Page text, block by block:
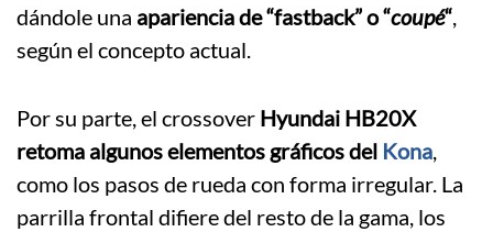
dándole una apariencia de “fastback” o “coupé“,
según el concepto actual.
Por su parte, el crossover Hyundai HB20X
retoma algunos elementos gráficos del Kona,
como los pasos de rueda con forma irregular. La
parrilla frontal difiere del resto de la gama, los